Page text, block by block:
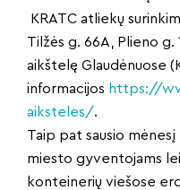
KRATC atliekų
Tilžės g. 66A, Plieno
aikštelę Glaudėnuose
informacijos https://
aiksteles/.
Taip pat sausio
miesto gyventojams
konteinerių viešose